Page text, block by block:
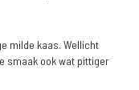
milde kaas. Wellicht
smaak ook wat pittiger